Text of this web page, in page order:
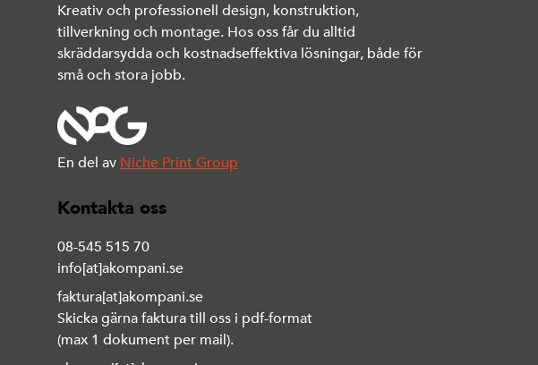
Kreativ och professionell design, konstruktion,
tillverkning och montage. Hos oss får du alltid
skräddarsydda och kostnadseffektiva lösningar, både för
små och stora jobb.
En del av Niche Print Group
Kontakta oss
08-545 515 70
info[at]akompani.se
faktura[at]akompani.se
Skicka gärna faktura till oss i pdf-format
(max 1 dokument per mail).